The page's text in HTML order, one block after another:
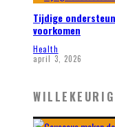
Tijdige
voorkomen
Health
april 3, 2026
WILLEKEURIG